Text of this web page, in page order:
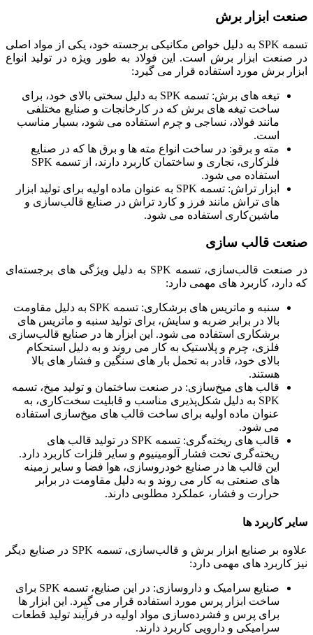
صنعت ابزار برش
تسمه SPK به دلیل خواص مکانیکی برجسته خود، یکی از مواد اصلی
در صنعت ابزار برش است. این فولاد به طور ویژه در تولید انواع
ابزار برش مورد استفاده قرار می ‌گیرد:
تیغه‌ های برش: تسمه SPK به دلیل سختی بالای خود، برای
ساخت تیغه ‌های برش که در کارخانجات و صنایع مختلفی
مانند فولاد، نساجی و چرم استفاده می‌ شود، بسیار مناسب
است.
مته و برقو: در ساخت انواع مته‌ ها و برق ها که در صنایع
فلزکاری، نجاری و ساختمان کاربرد دارند، از تسمه SPK
استفاده می‌ شود.
ابزار تراش: تسمه SPK به عنوان ماده اولیه برای تولید ابزار
های تراش مانند فرز و کارد تراش در صنایع قالب‌سازی و
ماشین‌کاری استفاده می ‌شود.
صنعت قالب سازی
در صنعت قالب‌سازی، تسمه SPK به دلیل ویژگی ‌های برجسته‌ای
که دارد، کاربرد های مهمی دارد:
سنبه و ماتریس ‌های برشکاری: تسمه SPK به دلیل مقاومت
بالا در برابر ضربه و سایش، برای تولید سنبه و ماتریس ‌های
برشکاری استفاده می ‌شود. این ابزار ها در صنایع قالب‌سازی
فلزی، چرم و پلاستیک به کار می ‌روند و به دلیل استحکام
بالای خود، قادر به تحمل بار های سنگین و فشار های بالا
هستند.
قالب ‌های میخ‌سازی: در صنعت ساختمان و تولید میخ، تسمه
SPK به دلیل شکل‌پذیری مناسب و قابلیت سخت‌کاری، به
عنوان ماده اولیه برای ساخت قالب‌ های میخ‌سازی استفاده
می ‌شود.
قالب ‌های ریخته‌گری: تسمه SPK در تولید قالب‌ های
ریخته‌گری تحت فشار آلومینیوم و سایر فلزات کاربرد دارد.
این قالب ‌ها در صنایع خودروسازی، هوا فضا و سایر زمینه‌
های صنعتی به کار می ‌روند و به دلیل مقاومت در برابر
حرارت و فشار، عملکرد مطلوبی دارند.
سایر کاربرد ها
علاوه بر صنایع ابزار برش و قالب‌سازی، تسمه SPK در صنایع دیگر
نیز کاربرد های مهمی دارد:
صنایع سرامیک و داروسازی: در این صنایع، تسمه SPK برای
ساخت ابزار پرس مورد استفاده قرار می ‌گیرد. این ابزار ها
برای پرس و فشرده‌سازی مواد اولیه در فرآیند تولید قطعات
سرامیکی و دارویی کاربرد دارند.